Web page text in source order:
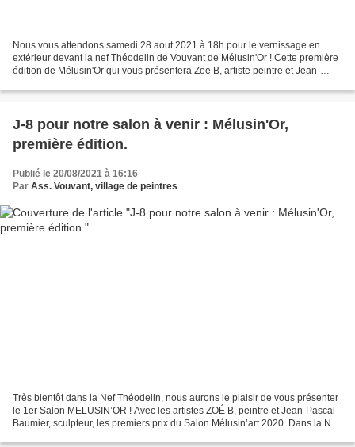
Nous vous attendons samedi 28 aout 2021 à 18h pour le vernissage en
extérieur devant la nef Théodelin de Vouvant de Mélusin'Or ! Cette première
édition de Mélusin'Or qui vous présentera Zoe B, artiste peintre et Jean-
J-8 pour notre salon à venir : Mélusin'Or,
première édition.
Publié le 20/08/2021 à 16:16
Par Ass. Vouvant, village de peintres
Très bientôt dans la Nef Théodelin, nous aurons le plaisir de vous présenter
le 1er Salon MELUSIN’OR ! Avec les artistes ZOÉ B, peintre et Jean-Pascal
Baumier, sculpteur, les premiers prix du Salon Mélusin’art 2020. Dans la Nef